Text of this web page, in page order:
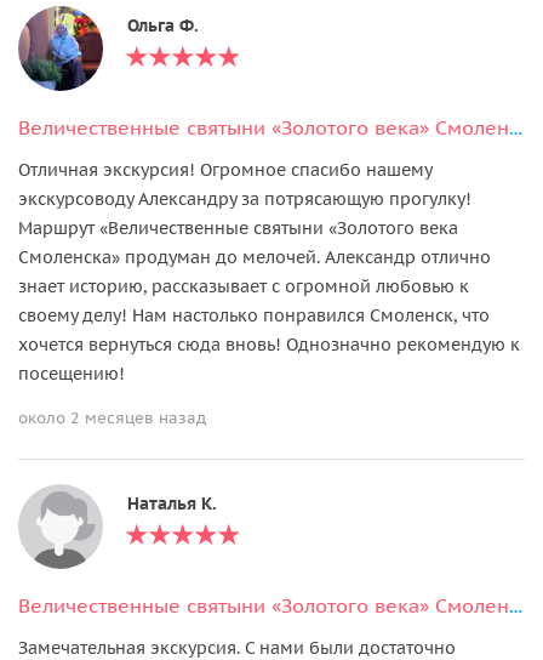
Ольга Ф.
Величественные святыни «Золотого века» Смоленска
Отличная экскурсия! Огромное спасибо нашему
экскурсоводу Александру за потрясающую прогулку!
Маршрут «Величественные святыни «Золотого века
Смоленска» продуман до мелочей. Александр отлично
знает историю, рассказывает с огромной любовью к
своему делу! Нам настолько понравился Смоленск, что
хочется вернуться сюда вновь! Однозначно рекомендую к
посещению!
около 2 месяцев назад
Наталья К.
Величественные святыни «Золотого века» Смоленска
Замечательная экскурсия. С нами были достаточно